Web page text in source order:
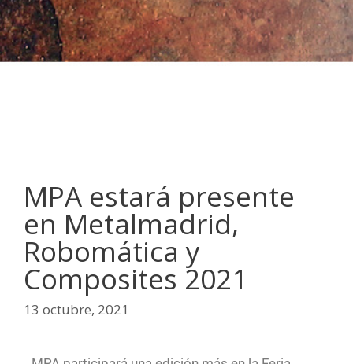
MPA estará presente
en Metalmadrid,
Robomática y
Composites 2021
13 octubre, 2021